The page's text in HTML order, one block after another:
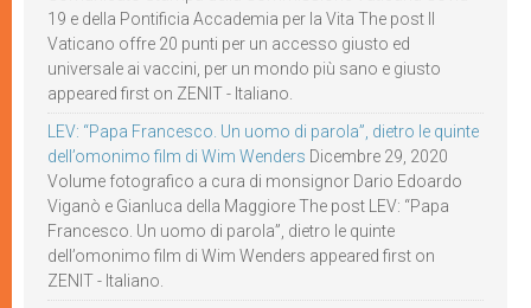
19 e della Pontificia Accademia per la Vita The post Il
Vaticano offre 20 punti per un accesso giusto ed
universale ai vaccini, per un mondo più sano e giusto
appeared first on ZENIT - Italiano.
LEV: “Papa Francesco. Un uomo di parola”, dietro le quinte
dell’omonimo film di Wim Wenders Dicembre 29, 2020
Volume fotografico a cura di monsignor Dario Edoardo
Viganò e Gianluca della Maggiore The post LEV: “Papa
Francesco. Un uomo di parola”, dietro le quinte
dell’omonimo film di Wim Wenders appeared first on
ZENIT - Italiano.